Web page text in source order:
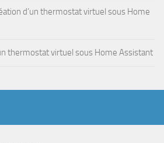
d’un thermostat virtuel sous Home
thermostat virtuel sous Home Assistant